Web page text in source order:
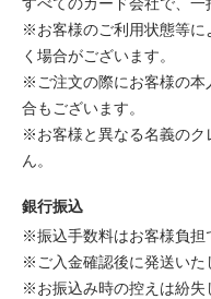
※お客様のご利用状態等に
く場合がございます。
※ご注文の際にお客様の本
合もございます。
※お客様と異なる名義のク
ん。
銀行振込
※振込手数料はお客様負担
※ご入金確認後に発送いた
※お振込み時の控えは紛失